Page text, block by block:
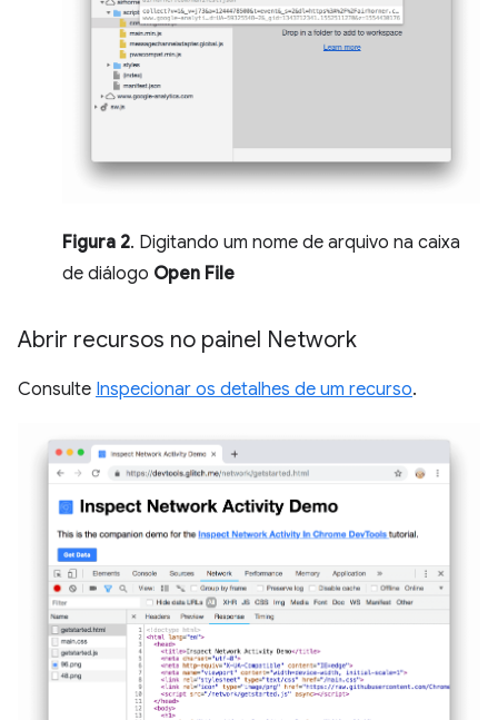
Figura 2. Digitando um nome de arquivo na caixa
de diálogo Open File
Abrir recursos no painel Network
Consulte Inspecionar os detalhes de um recurso.